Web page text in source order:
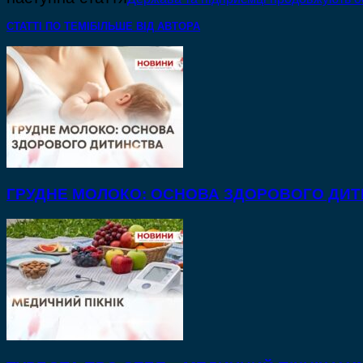
СТАТТІ ПО ТЕМІ БІЛЬШЕ ВІД АВТОРА
ГРУДНЕ МОЛОКО: ОСНОВА ЗДОРОВОГО